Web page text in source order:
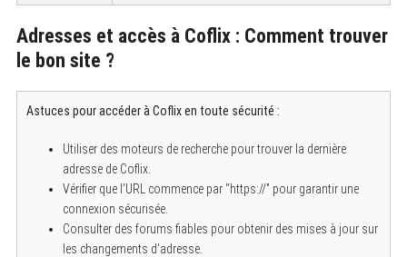
Adresses et accès à Coflix : Comment trouver
le bon site ?
Astuces pour accéder à Coflix en toute sécurité :
Utiliser des moteurs de recherche pour trouver la dernière
adresse de Coflix.
Vérifier que l’URL commence par “https://” pour garantir une
connexion sécurisée.
Consulter des forums fiables pour obtenir des mises à jour sur
les changements d’adresse.